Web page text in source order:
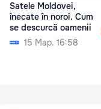
Satele Moldovei,
înecate în noroi. Cum
se descurcă oamenii
15 Мар. 16:58